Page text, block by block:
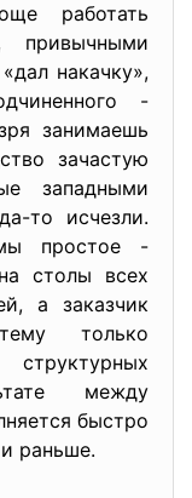
работать
привычными
накачку»,
-
занимаешь
зачастую
западными
то исчезли.
простое -
столы всех
а заказчик
только
между
быстро
раньше.